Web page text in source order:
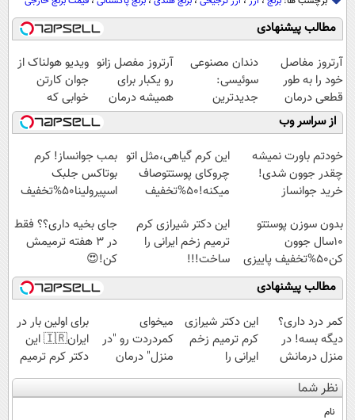
مطالب پیشنهادی
آرتروز مفاصل
خود را به طور
قطعی درمان
کنید!
◗پرسش‌نامه◖
دندان مصنوعی
سوئیسی:
جدیدترین
فناوری اروپا،
سبک و مقاوم |
پرداخت قسطی
آرتروز مفصل زانو
رو یکبار برای
همیشه درمان
کن!
◗پرسش‌نامه◖
ویدیو هولناک از
جوان کارتن
خوابی که
میلیاردر شد.
آموزش رایگان
از سراسر وب
خودتم باورت نمیشه
چقدر جوون شدی!
خرید جوانساز
ویژه
این کرم گیاهی،مثل اتو
چروکای پوستتوصاف
میکنه!50%تخفیف
بمب جوانساز! کرم
بوتاکس جلبک
اسپیرولینا50%تخفیف
بدون سوزن پوستتو
10سال جوون
کن50%تخفیف پاییزی
این دکتر شیرازی کرم
ترمیم زخم ایرانی را
ساخت!!!
جای بخیه داری؟؟ فقط
در 3 هفته ترمیمش
کن!😍
مطالب پیشنهادی
کمر درد داری؟
دیگه بسه! در
منزل درمانش
کن
(◀پرسش‌نامه)
این دکتر شیرازی
کرم ترمیم زخم
ایرانی را
ساخت!!!
میخوای
کمردردت رو "در
منزل" درمان
کنی؟ (◂فیلم +
◂پرسش‌نامه)
برای اولین بار در
ایران🇮🇷 این
دکتر کرم ترمیم
کننده 23 روزه
ساخت!
نظر شما
نام